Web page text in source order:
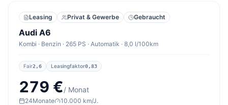
Leasing Privat & Gewerbe Gebraucht
Audi A6
Kombi · Benzin · 265 PS · Automatik · 8,0 l/100km
Fair2,6 Leasingfaktor0,83
279 €/ Monat
24Monate
10.000 km/J.